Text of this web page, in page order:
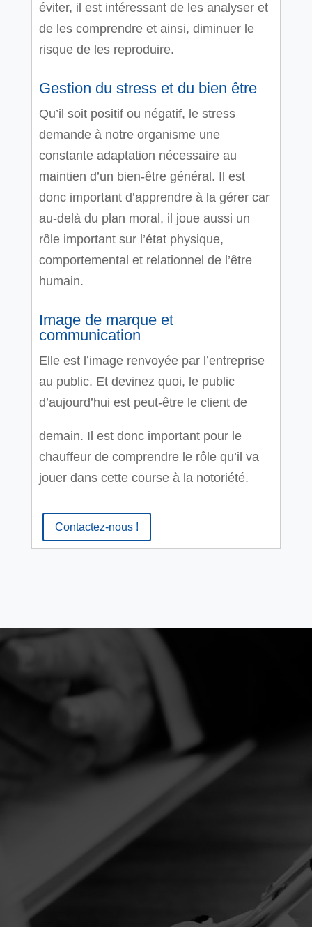
éviter, il est intéressant de les analyser et
de les comprendre et ainsi, diminuer le
risque de les reproduire.
Gestion du stress et du bien être
Qu’il soit positif ou négatif, le stress
demande à notre organisme une
constante adaptation nécessaire au
maintien d’un bien-être général. Il est
donc important d’apprendre à la gérer car
au-delà du plan moral, il joue aussi un
rôle important sur l’état physique,
comportemental et relationnel de l’être
humain.
Image de marque et
communication
Elle est l’image renvoyée par l’entreprise
au public. Et devinez quoi, le public
d’aujourd’hui est peut-être le client de
demain. Il est donc important pour le
chauffeur de comprendre le rôle qu’il va
jouer dans cette course à la notoriété.
Contactez-nous !